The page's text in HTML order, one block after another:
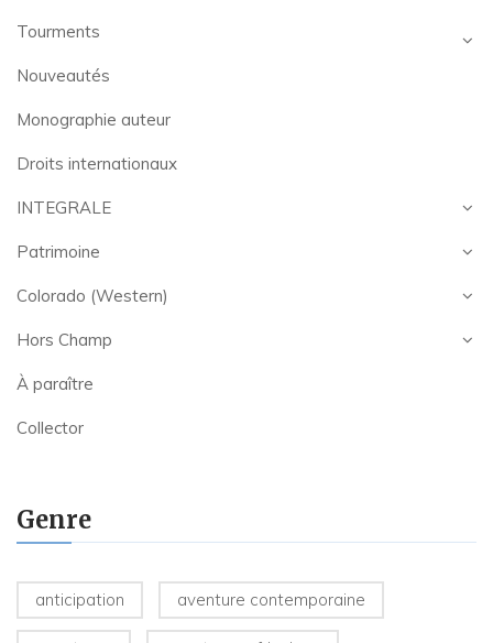
Tourments
Nouveautés
Monographie auteur
Droits internationaux
INTEGRALE
Patrimoine
Colorado (Western)
Hors Champ
À paraître
Collector
Genre
anticipation aventure contemporaine